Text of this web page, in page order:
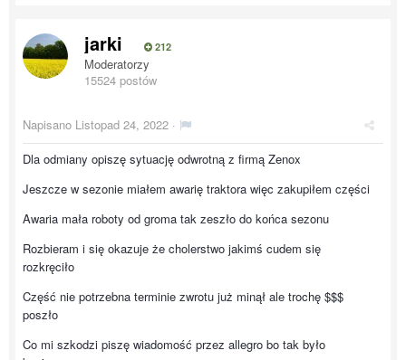
jarki 212
Moderatorzy
15524 postów
Napisano Listopad 24, 2022 ·
Dla odmiany opiszę sytuację odwrotną z firmą Zenox
Jeszcze w sezonie miałem awarię traktora więc zakupiłem części
Awaria mała roboty od groma tak zeszło do końca sezonu
Rozbieram i się okazuje że cholerstwo jakimś cudem się
rozkręciło
Część nie potrzebna terminie zwrotu już minął ale trochę $$$
poszło
Co mi szkodzi piszę wiadomość przez allegro bo tak było